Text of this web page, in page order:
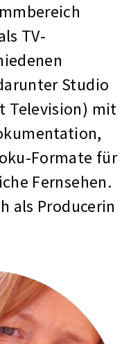
TV-
Studio
Television) mit
Formate für
Fernsehen.
als Producerin